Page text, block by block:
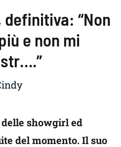
definitiva: “Non
e non mi
showgirl ed
del momento. Il suo